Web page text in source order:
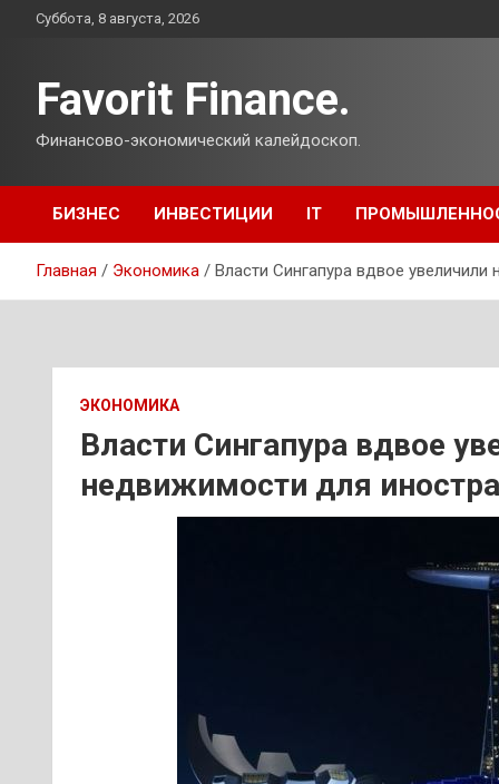
ПерейтиСуббота, 8 августа, 2026
Favorit Finance.
Финансово-экономический калейдоскоп.
БИЗНЕС ИНВЕСТИЦИИ IT
Главная Экономика Власти Сингапура вдвое
ЭКОНОМИКА
Власти Сингапура вдвое
недвижимости для